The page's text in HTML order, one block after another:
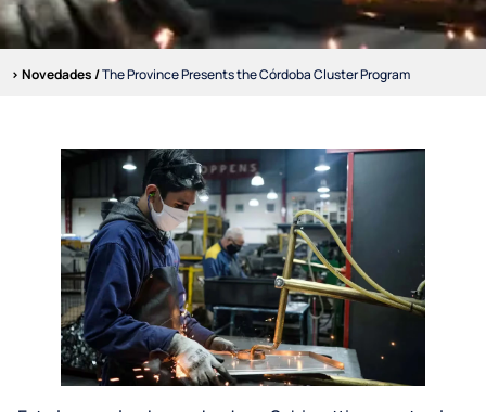
> Novedades /The Province Presents the Córdoba Cluster Program